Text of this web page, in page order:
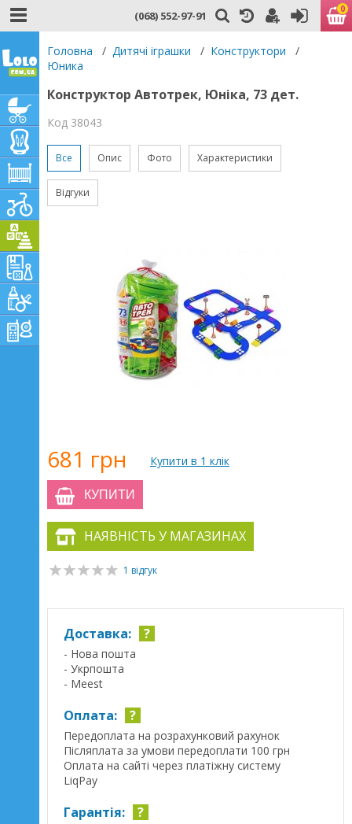
(068) 552-97-91 0
Головна / Дитячі іграшки / Конструктори
/
Юника
Конструктор Автотрек, Юніка, 73 дет.
Код 38043
Все Опис Фото Характеристики
Відгуки
681 грн Купити в 1 клік
КУПИТИ
НАЯВНІСТЬ У МАГАЗИНАХ
1 відгук
Доставка: ?
- Нова пошта
- Укрпошта
- Meest
Оплата: ?
Передоплата на розрахунковий рахунок
Післяплата за умови передоплати 100 грн
Оплата на сайті через платіжну систему
LiqPay
Гарантія: ?